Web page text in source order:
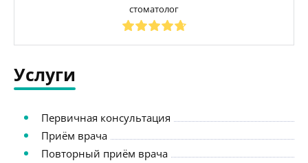
стоматолог
Услуги
Первичная консультация
Приём врача
Повторный приём врача